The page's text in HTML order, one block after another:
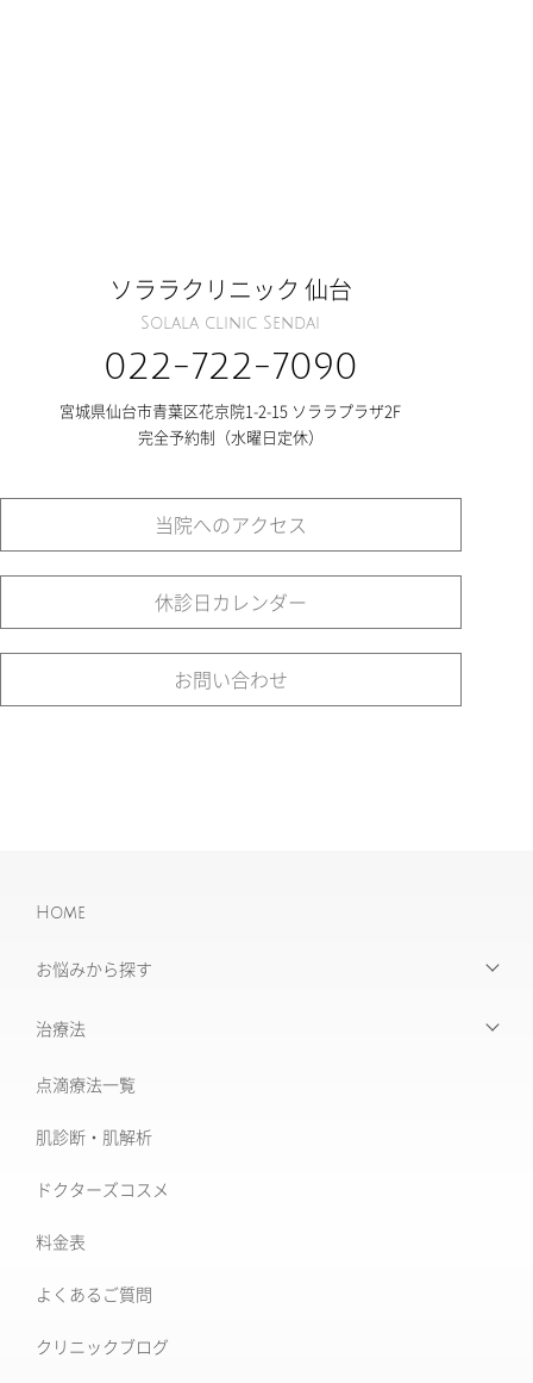
ソララクリニック 仙台
Solala clinic Sendai
022-722-7090
宮城県仙台市青葉区花京院1-2-15 ソララプラザ2F
完全予約制（水曜日定休）
当院へのアクセス
休診日カレンダー
お問い合わせ
Home
お悩みから探す
【お悩みから探す】INDEX
たるみ治療
美肌治療・肌育
シミ取り治療
治療法
治療機器・設備一覧
フォトナ6D/4D
ソフウェーブ
XERF (ザーフ)
ワンダーフェイスプロ
ルビーフラクショナル
点滴療法一覧
肌診断・肌解析
ドクターズコスメ
料金表
よくあるご質問
クリニックブログ